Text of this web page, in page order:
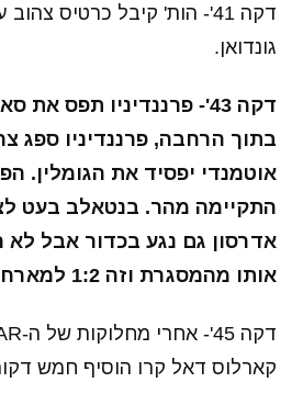
דקה 41'- הות' קיבל כרטיס
גונדואן.
דקה 43'- פרננדיניו תפס
בתוך הרחבה, פרננדיניו ספג
אוטמנדי יפסיד את הגומלין.
התקיימה מהר. בנטאלב בעט
אדרסון גם נגע בכדור אבל לא
אותו מהמסגרת וזה 1:2 למארחת, מהפך.
קארלוס דאל קרו הוסיף חמש